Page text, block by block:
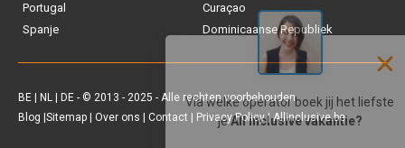
Portugal
Spanje
Curaçao
Dominicaanse Republiek
BE NL DE - © 2013 - 2025 - Alle rechten voorbehouden
Blog Sitemap Over ons Contact Privacy Policy| Allinclusive.be
Vakantiediscounter
D-reizen